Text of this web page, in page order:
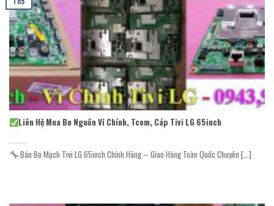
Liên Hệ Mua Bo Nguồn Vỉ Chính, Tcom, Cáp Tivi LG 65inch
Bán Bo Mạch Tivi LG 65inch Chính Hãng – Giao Hàng Toàn Quốc Chuyên [...]